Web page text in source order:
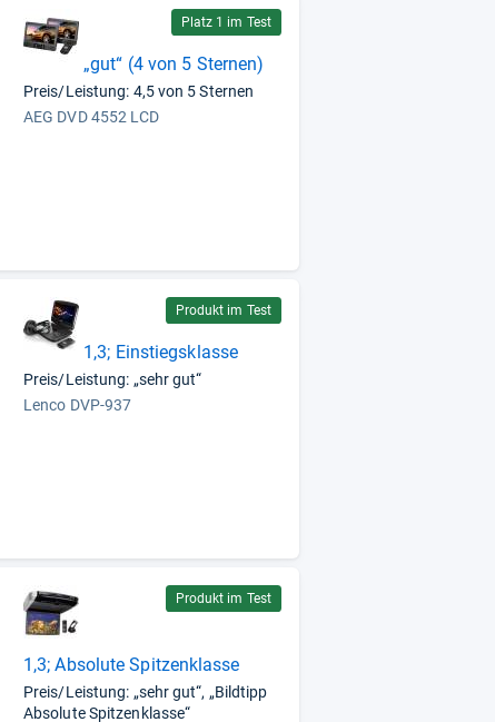
Platz 1 im Test
„gut“ (4 von 5 Sternen)
Preis/Leistung: 4,5 von 5 Sternen
AEG DVD 4552 LCD
Produkt im Test
1,3; Einstiegsklasse
Preis/Leistung: „sehr gut“
Lenco DVP-937
Produkt im Test
1,3; Absolute Spitzenklasse
Preis/Leistung: „sehr gut“, „Bildtipp
Absolute Spitzenklasse“